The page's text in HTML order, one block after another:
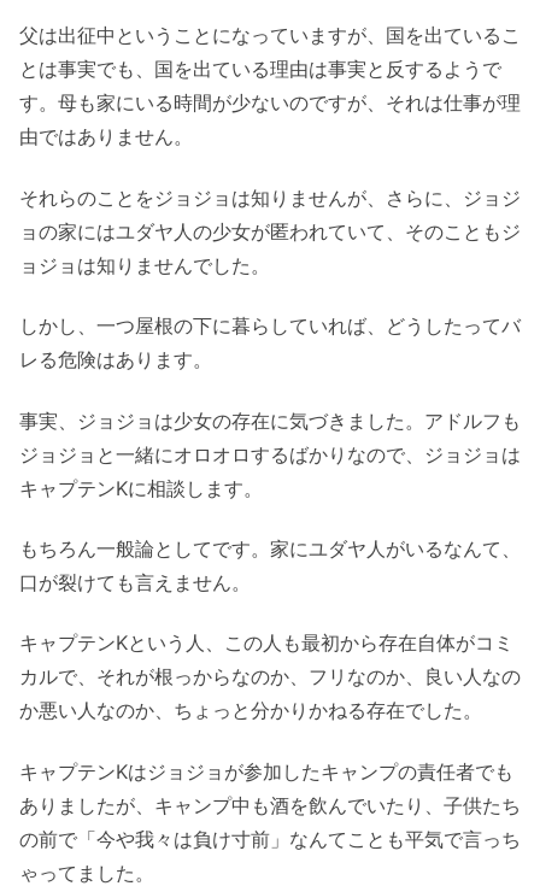
父は出征中ということになっていますが、国を出ているこ
とは事実でも、国を出ている理由は事実と反するようで
す。母も家にいる時間が少ないのですが、それは仕事が理
由ではありません。
それらのことをジョジョは知りませんが、さらに、ジョジ
ョの家にはユダヤ人の少女が匿われていて、そのこともジ
ョジョは知りませんでした。
しかし、一つ屋根の下に暮らしていれば、どうしたってバ
レる危険はあります。
事実、ジョジョは少女の存在に気づきました。アドルフも
ジョジョと一緒にオロオロするばかりなので、ジョジョは
キャプテンKに相談します。
もちろん一般論としてです。家にユダヤ人がいるなんて、
口が裂けても言えません。
キャプテンKという人、この人も最初から存在自体がコミ
カルで、それが根っからなのか、フリなのか、良い人なの
か悪い人なのか、ちょっと分かりかねる存在でした。
キャプテンKはジョジョが参加したキャンプの責任者でも
ありましたが、キャンプ中も酒を飲んでいたり、子供たち
の前で「今や我々は負け寸前」なんてことも平気で言っち
ゃってました。